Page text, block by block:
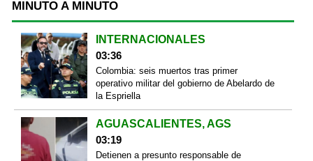
MINUTO A MINUTO
INTERNACIONALES
03:36
Colombia: seis muertos tras primer
operativo militar del gobierno de Abelardo de
la Espriella
AGUASCALIENTES, AGS
03:19
Detienen a presunto responsable de